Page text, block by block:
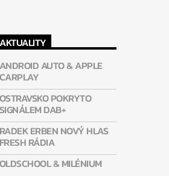
ANDROID AUTO & APPLE
CARPLAY
OSTRAVSKO POKRYTO
SIGNÁLEM DAB+
RADEK ERBEN NOVÝ HLAS
FRESH RÁDIA
OLDSCHOOL & MILÉNIUM